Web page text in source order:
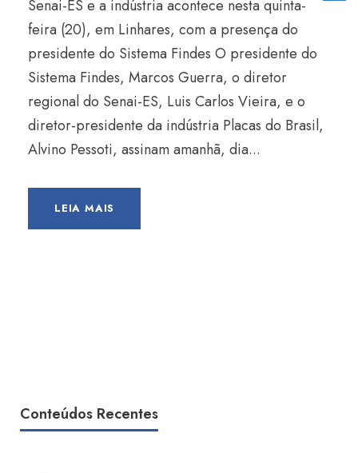
Senai-ES e a indústria acontece nesta quinta-
feira (20), em Linhares, com a presença do
presidente do Sistema Findes O presidente do
Sistema Findes, Marcos Guerra, o diretor
regional do Senai-ES, Luis Carlos Vieira, e o
diretor-presidente da indústria Placas do Brasil,
Alvino Pessoti, assinam amanhã, dia...
LEIA MAIS
Conteúdos Recentes